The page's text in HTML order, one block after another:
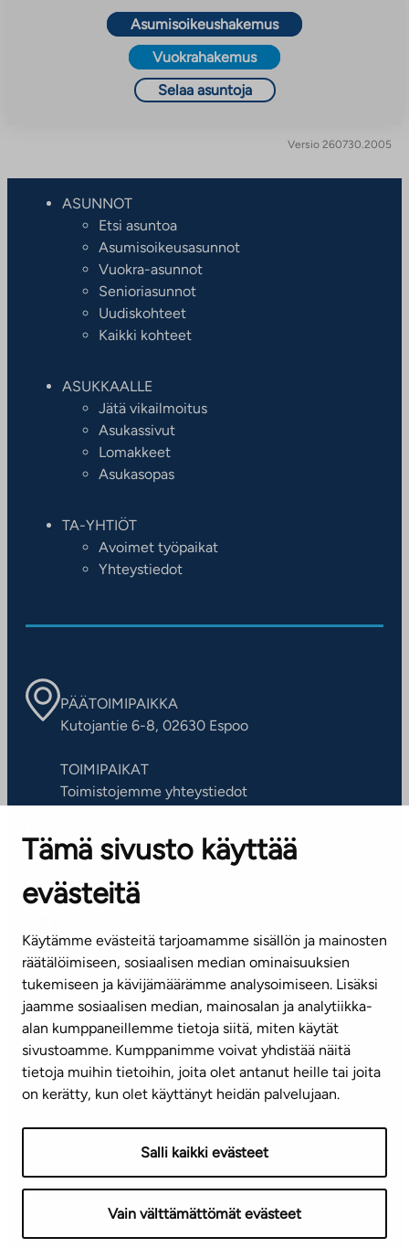
Tämä sivusto käyttää
evästeitä
Käytämme evästeitä tarjoamamme sisällön ja mainosten
räätälöimiseen, sosiaalisen median ominaisuuksien
tukemiseen ja kävijämäärämme analysoimiseen. Lisäksi
jaamme sosiaalisen median, mainosalan ja analytiikka-
alan kumppaneillemme tietoja siitä, miten käytät
sivustoamme. Kumppanimme voivat yhdistää näitä
tietoja muihin tietoihin, joita olet antanut heille tai joita
on kerätty, kun olet käyttänyt heidän palvelujaan.
Salli kaikki evästeet
Vain välttämättömät evästeet
Asumisoikeushakemus
Vuokrahakemus
Selaa asuntoja
Versio 260730.2005
ASUNNOT
Etsi asuntoa
Asumisoikeusasunnot
Vuokra-asunnot
Senioriasunnot
Uudiskohteet
Kaikki kohteet
ASUKKAALLE
Jätä vikailmoitus
Asukassivut
Lomakkeet
Asukasopas
TA-YHTIÖT
Avoimet työpaikat
Yhteystiedot
PÄÄTOIMIPAIKKA
Kutojantie 6-8, 02630 Espoo
TOIMIPAIKAT
Toimistojemme yhteystiedot
ASIAKASPALVELUKESKUS
Puh. 045 7734 3777
(arkisin klo 8-16)
info@ta.fi
Tilaa uutiskirje
Mediapankki
TietosuojaselosteSaavutettavuusseloste